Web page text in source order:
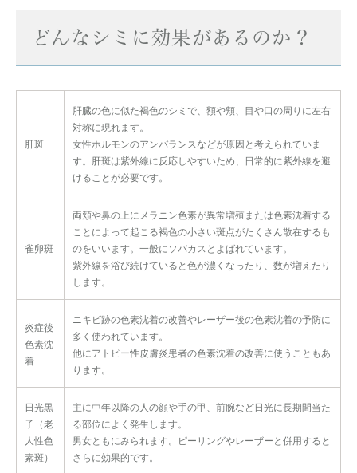
どんなシミに効果があるのか？
肝斑
肝臓の色に似た褐色のシミで、額や頬、目や口の周りに左右
対称に現れます。
女性ホルモンのアンバランスなどが原因と考えられていま
す。肝斑は紫外線に反応しやすいため、日常的に紫外線を避
けることが必要です。
雀卵斑
両頬や鼻の上にメラニン色素が異常増殖または色素沈着する
ことによって起こる褐色の小さい斑点がたくさん散在するも
のをいいます。一般にソバカスとよばれています。
紫外線を浴び続けていると色が濃くなったり、数が増えたり
します。
炎症後
色素沈
着
ニキビ跡の色素沈着の改善やレーザー後の色素沈着の予防に
多く使われています。
他にアトピー性皮膚炎患者の色素沈着の改善に使うこともあ
ります。
日光黒
子（老
人性色
素斑）
主に中年以降の人の顔や手の甲、前腕など日光に長期間当た
る部位によく発生します。
男女ともにみられます。ピーリングやレーザーと併用すると
さらに効果的です。